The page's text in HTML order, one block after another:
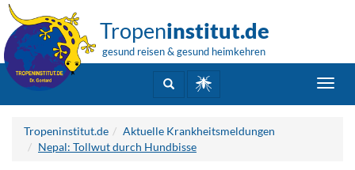
Tropeninstitut.de
gesund reisen & gesund heimkehren
Tropeninstitut.de
Aktuelle Krankheitsmeldungen
Nepal: Tollwut durch Hundbisse